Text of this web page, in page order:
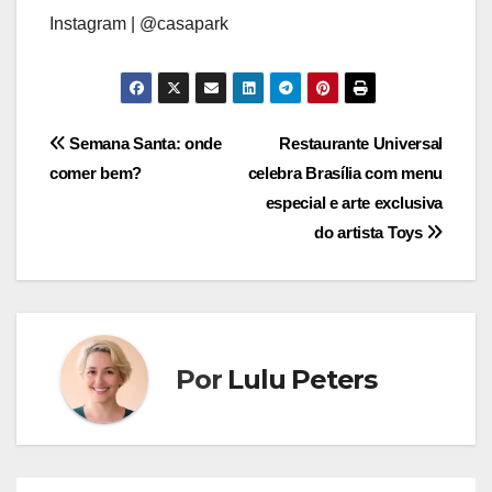
Instagram | @casapark
Navegação
Restaurante Universal
celebra Brasília com menu
especial e arte exclusiva
do artista Toys
Semana Santa: onde
comer bem?
Por Lulu Peters